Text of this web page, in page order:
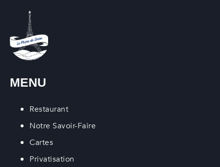
MENU
Restaurant
Notre Savoir-Faire
Cartes
Privatisation